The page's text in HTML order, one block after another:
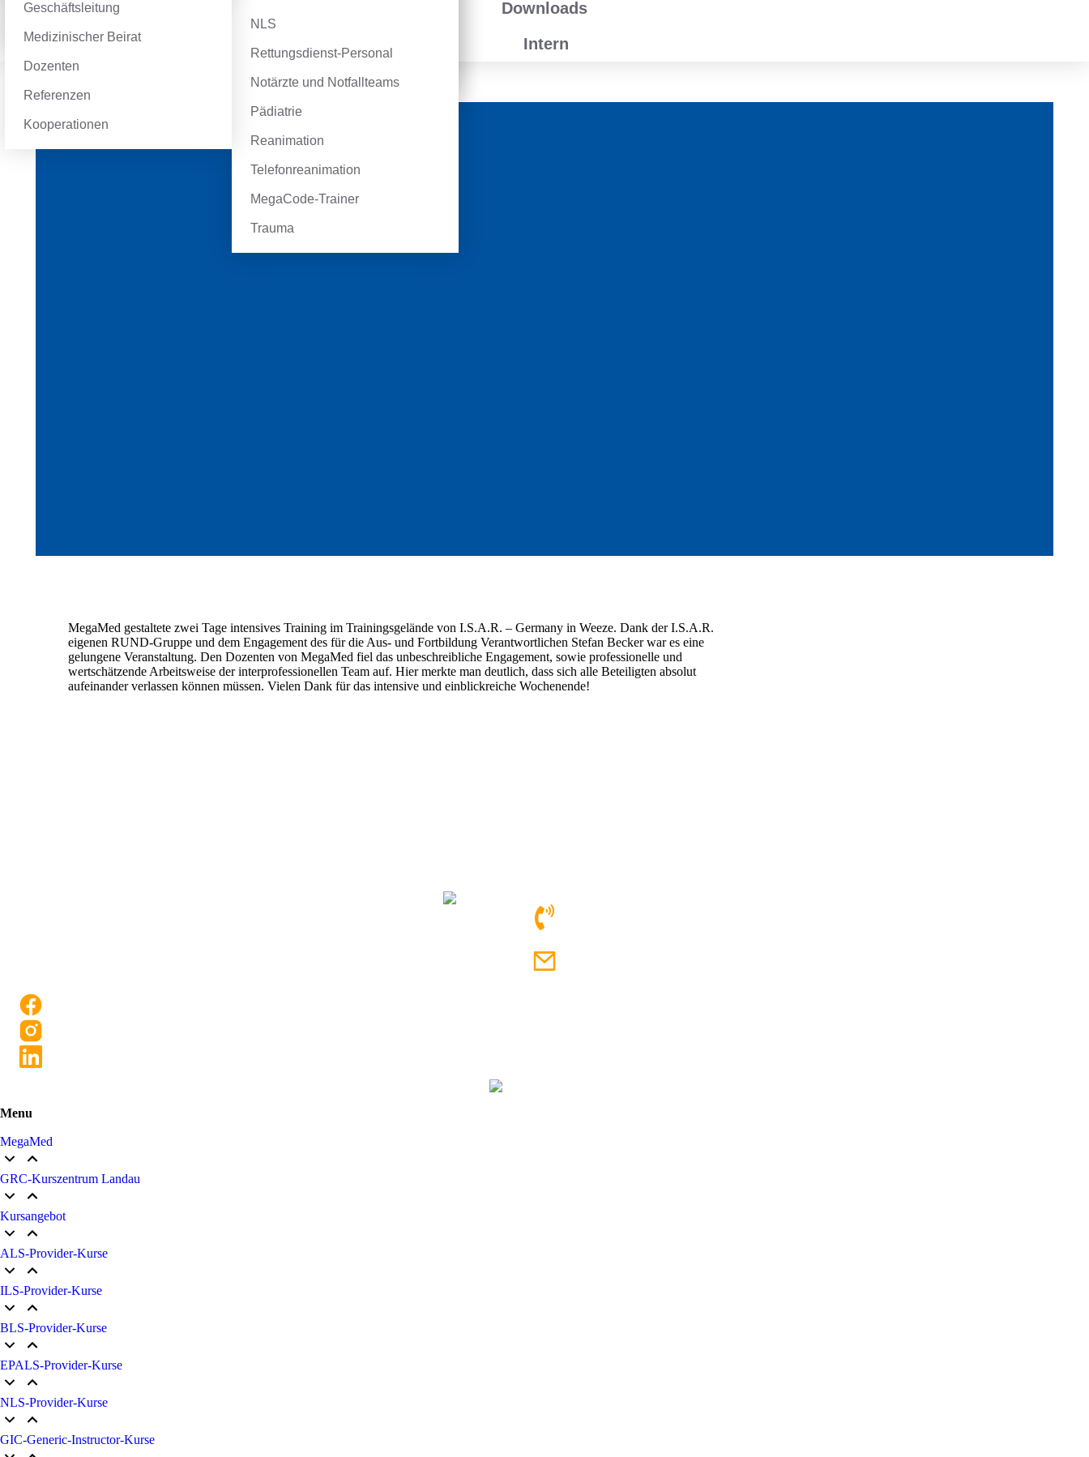
GIC-Generic-Instructor-Kurse
ALS Refresher
EPALS Refresher
Simulation Zentrale
NLS
Rettungsdienst-Personal
Notärzte und Notfallteams
Pädiatrie
Reanimation
Telefonreanimation
MegaCode-Trainer
Trauma
Geschäftsleitung
Medizinischer Beirat
Dozenten
Referenzen
Kooperationen
Downloads
Intern
MegaMed gestaltete zwei Tage intensives Training im Trainingsgelände von I.S.A.R. – Germany in Weeze. Dank der I.S.A.R.
eigenen RUND-Gruppe und dem Engagement des für die Aus- und Fortbildung Verantwortlichen Stefan Becker war es eine
gelungene Veranstaltung. Den Dozenten von MegaMed fiel das unbeschreibliche Engagement, sowie professionelle und
wertschätzende Arbeitsweise der interprofessionellen Team auf. Hier merkte man deutlich, dass sich alle Beteiligten absolut
aufeinander verlassen können müssen. Vielen Dank für das intensive und einblickreiche Wochenende!
Menu
MegaMed
GRC-Kurszentrum Landau
Kursangebot
ALS-Provider-Kurse
ILS-Provider-Kurse
BLS-Provider-Kurse
EPALS-Provider-Kurse
NLS-Provider-Kurse
GIC-Generic-Instructor-Kurse